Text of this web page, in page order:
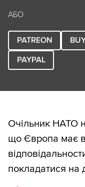
АБО
PATREON
PAYPAL
Очільник НАТО
що Європа має
покладатися